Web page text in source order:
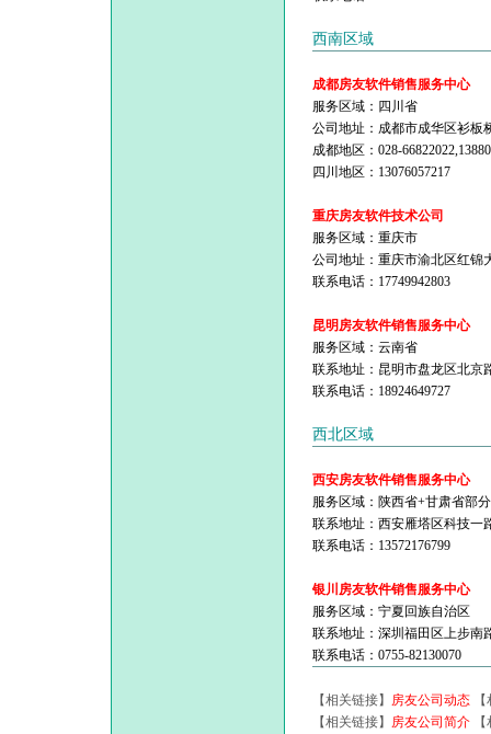
西南区域
成都房友软件销售服务中心
服务区域：四川省
公司地址：成都市成华区衫板
成都地区：028-
四川地区：13076057217
重庆房友软件技术公司
服务区域：重庆市
公司地址：重庆市渝北区红锦
联系电话：17749942803
昆明房友软件销售服务中心
服务区域：云南省
联系地址：昆明市盘龙区北京
联系电话：18924649727
西北区域
西安房友软件销售服务中心
服务区域：陕西省+甘肃省部分
联系地址：西安雁塔区科技一
联系电话：13572176799
银川房友软件销售服务中心
服务区域：宁夏回族自治区
联系地址：深圳福田区上步南
联系电话：0755-82130070
【相关链接】 房友公司动态
【相关链接】
房友公司简介